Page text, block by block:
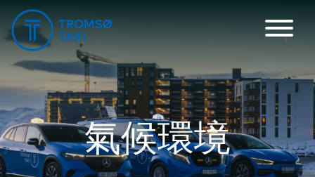
主導航
氣候環境